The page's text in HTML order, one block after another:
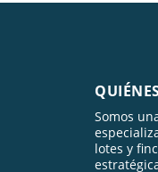
Somos
lotes y